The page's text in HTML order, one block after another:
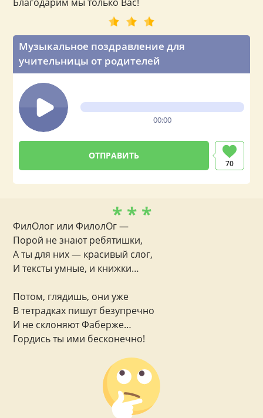
Музыкальное поздравление для
учительницы от родителей
00:00
70
* * *
ФилОлог или ФилолОг —
Порой не знают ребятишки,
А ты для них — красивый слог,
И тексты умные, и книжки…
Потом, глядишь, они уже
В тетрадках пишут безупречно
И не склоняют Фаберже…
Гордись ты ими бесконечно!